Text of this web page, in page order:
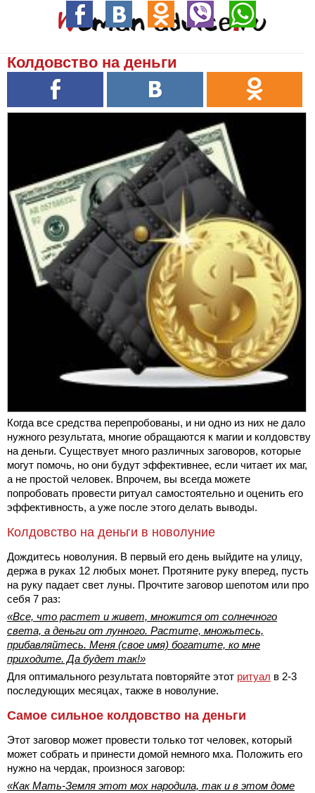
Колдовство на деньги
Когда все средства перепробованы, и ни одно из них не дало
нужного результата, многие обращаются к магии и колдовству
на деньги. Существует много различных заговоров, которые
могут помочь, но они будут эффективнее, если читает их маг,
а не простой человек. Впрочем, вы всегда можете
попробовать провести ритуал самостоятельно и оценить его
эффективность, а уже после этого делать выводы.
Колдовство на деньги в новолуние
Дождитесь новолуния. В первый его день выйдите на улицу,
держа в руках 12 любых монет. Протяните руку вперед, пусть
на руку падает свет луны. Прочтите заговор шепотом или про
себя 7 раз:
«Все, что растет и живет, множится от солнечного
света, а деньги от лунного. Растите, множьтесь,
прибавляйтесь. Меня (свое имя) богатите, ко мне
приходите. Да будет так!»
Для оптимального результата повторяйте этот ритуал в 2-3
последующих месяцах, также в новолуние.
Самое сильное колдовство на деньги
Этот заговор может провести только тот человек, который
может собрать и принести домой немного мха. Положить его
нужно на чердак, произнося заговор:
«Как Мать-Земля этот мох народила, так и в этом доме